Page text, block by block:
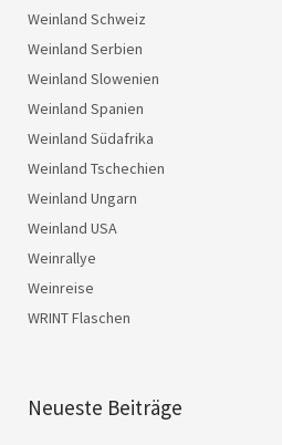
Weinland Schweiz
Weinland Serbien
Weinland Slowenien
Weinland Spanien
Weinland Südafrika
Weinland Tschechien
Weinland Ungarn
Weinland USA
Weinrallye
Weinreise
WRINT Flaschen
Neueste Beiträge